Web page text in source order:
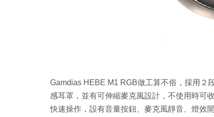
Gamdias HEBE M1 RGB做工算不俗，採用２
感耳罩，並有可伸縮麥克風設計，不使用時可
快速操作，設有音量按鈕、麥克風靜音、燈效